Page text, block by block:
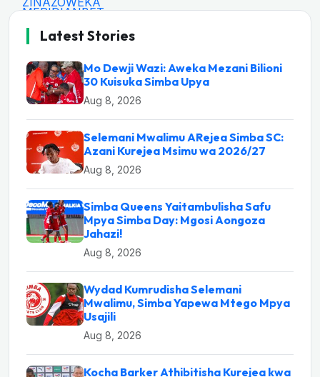
Latest Stories
Mo Dewji Wazi: Aweka Mezani Bilioni
30 Kuisuka Simba Upya
Aug 8, 2026
Selemani Mwalimu ARejea Simba SC:
Azani Kurejea Msimu wa 2026/27
Aug 8, 2026
Simba Queens Yaitambulisha Safu
Mpya Simba Day: Mgosi Aongoza
Jahazi!
Aug 8, 2026
Wydad Kumrudisha Selemani
Mwalimu, Simba Yapewa Mtego Mpya
Usajili
Aug 8, 2026
Kocha Barker Athibitisha Kurejea kwa